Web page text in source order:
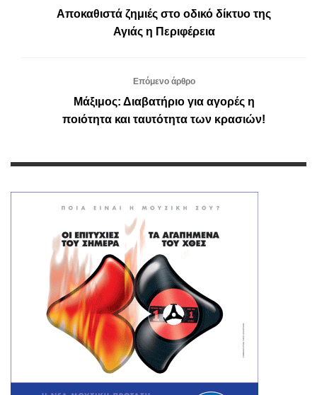
Αποκαθιστά ζημιές στο οδικό δίκτυο της
Αγιάς η Περιφέρεια
Επόμενο άρθρο
Μάξιμος: Διαβατήριο για αγορές η
ποιότητα και ταυτότητα των κρασιών!